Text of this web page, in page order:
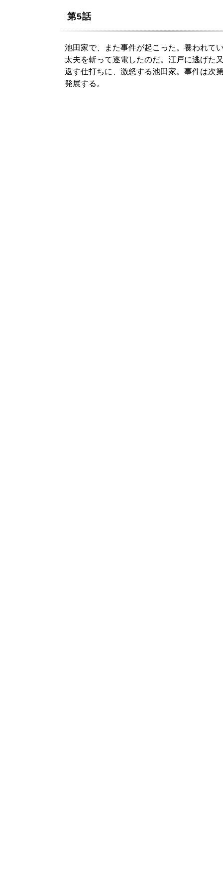
第5話
池田家で、また事件が起こった。養われて
太夫を斬って逐電したのだ。江戸に逃げた
返す仕打ちに、激怒する池田家。事件は次
発展する。